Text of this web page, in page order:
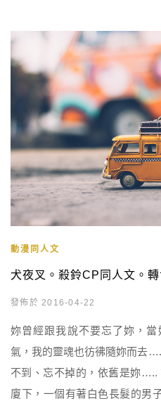
動漫同人文
犬夜叉。殺鈴CP同人文。
發佈於 2016-04-22
妳曾經跟我說不要忘了妳，
氣，我的靈魂也彷彿隨妳而去
不到、忘不掉的，依舊是妳…..
廈下，一個有著白色長髮的男